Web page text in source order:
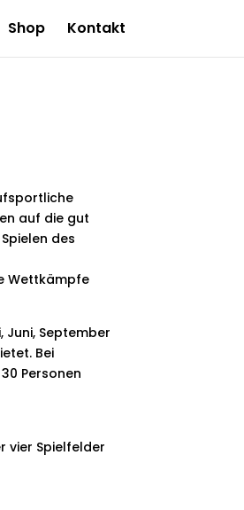
Shop Kontakt
auf die gut
des
Wettkämpfe
Juni, September
Bei
Personen
vier Spielfelder